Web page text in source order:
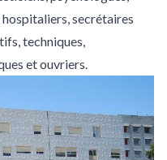
secrétaires
techniques,
et ouvriers.